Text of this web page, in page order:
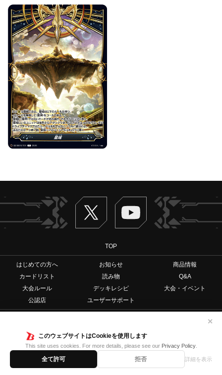
このウェブサイトはCookieを使用します
This site uses cookies. For more details, please see our Privacy Policy.
全て許可 拒否 詳細を表示
✕
Twitter ヴァンガードch
TOP
はじめての方へ お知らせ
商品情報
カードリスト
読み物
Q&A
大会ルール
デッキレシピ
大会・イベント
公認店
ユーザーサポート
简体中文